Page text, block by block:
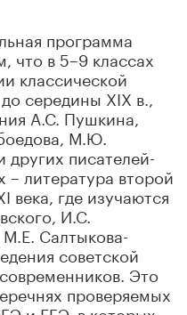
программа
что в 5–9 классах
классической
середины XIX в.,
А.С. Пушкина,
М.Ю.
писателей-
– литература второй
века, где изучаются
И.С.
М.Е. Салтыкова-
советской
Это
проверяемых